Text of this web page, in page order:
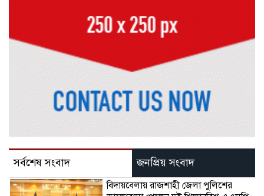
সর্বশেষ সংবাদ জনপ্রিয় সংবাদ
বিদায়বেলায় রাজশাহী জেলা পুলিশের